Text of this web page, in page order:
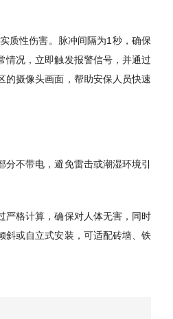
质性伤害。脉冲间隔为1秒，确保
情况，立即触发报警信号，并通过
的摄像头画面，帮助安保人员快速
不带电，避免雷击或潮湿环境引
严格计算，确保对人体无害，同时
斜或自立式安装，可适配砖墙、铁